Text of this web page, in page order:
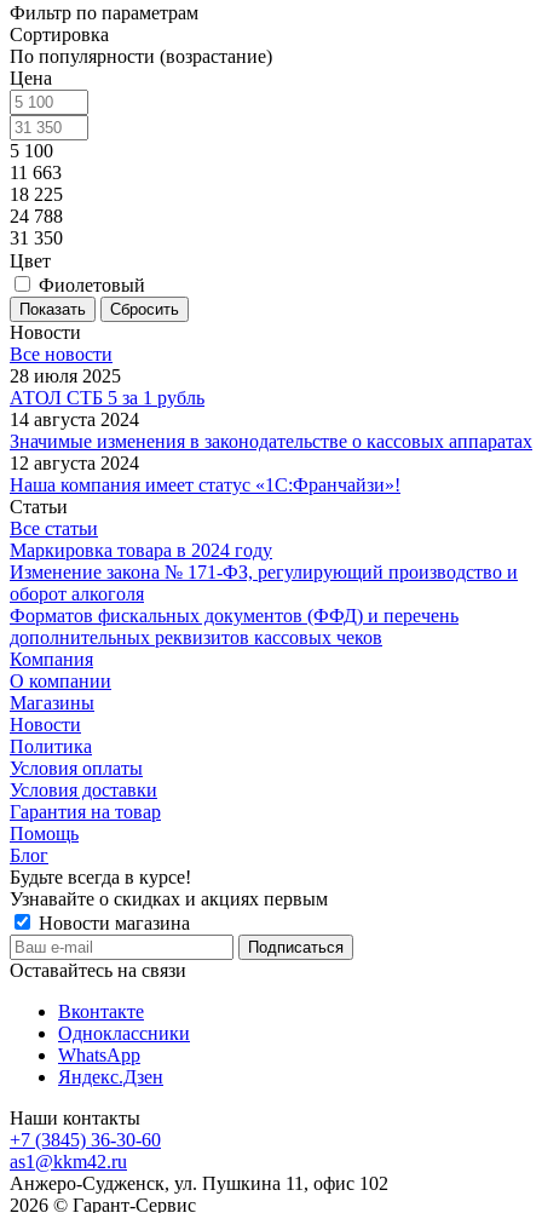
Фильтр по параметрам
Сортировка
По популярности (возрастание)
Цена
5 100
11 663
18 225
24 788
31 350
Цвет
Фиолетовый
Сбросить
Новости
Все новости
28 июля 2025
АТОЛ СТБ 5 за 1 рубль
14 августа 2024
Значимые изменения в законодательстве о кассовых аппаратах
12 августа 2024
Наша компания имеет статус «1С:Франчайзи»!
Статьи
Все статьи
Маркировка товара в 2024 году
Изменение закона № 171-ФЗ, регулирующий производство и
оборот алкоголя
Форматов фискальных документов (ФФД) и перечень
дополнительных реквизитов кассовых чеков
Компания
О компании
Магазины
Новости
Политика
Условия оплаты
Условия доставки
Гарантия на товар
Помощь
Блог
Будьте всегда в курсе!
Узнавайте о скидках и акциях первым
Новости магазина
Оставайтесь на связи
Вконтакте
Одноклассники
WhatsApp
Яндекс.Дзен
Наши контакты
+7 (3845) 36-30-60
as1@kkm42.ru
Анжеро-Судженск, ул. Пушкина 11, офис 102
2026 © Гарант-Сервис